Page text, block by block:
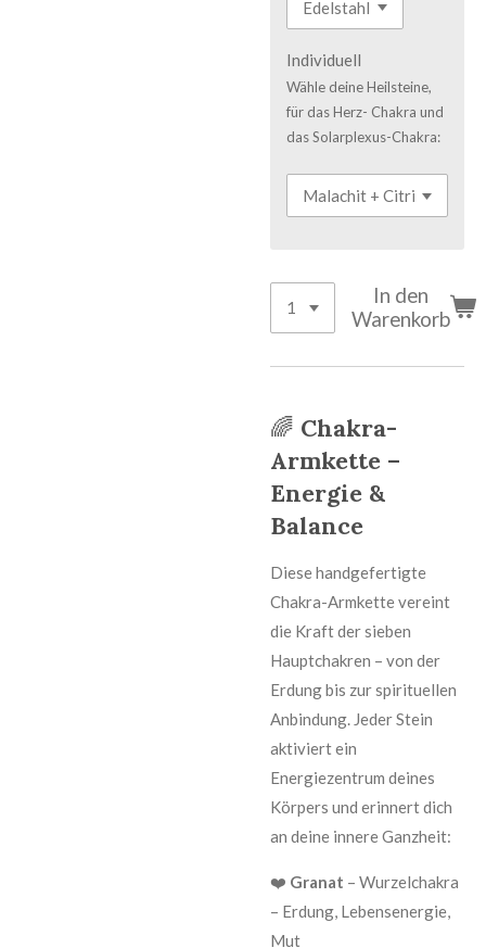
Individuell
Wähle deine Heilsteine,
für das Herz- Chakra und
das Solarplexus-Chakra:
In den
Warenkorb
🌈 Chakra-
Armkette –
Energie &
Balance
Diese handgefertigte
Chakra-Armkette vereint
die Kraft der sieben
Hauptchakren – von der
Erdung bis zur spirituellen
Anbindung. Jeder Stein
aktiviert ein
Energiezentrum deines
Körpers und erinnert dich
an deine innere Ganzheit:
❤️ Granat – Wurzelchakra
– Erdung, Lebensenergie,
Mut